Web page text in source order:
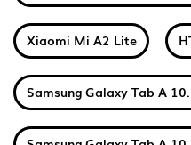
Xiaomi Mi A2 Lite
Samsung Galaxy Tab A